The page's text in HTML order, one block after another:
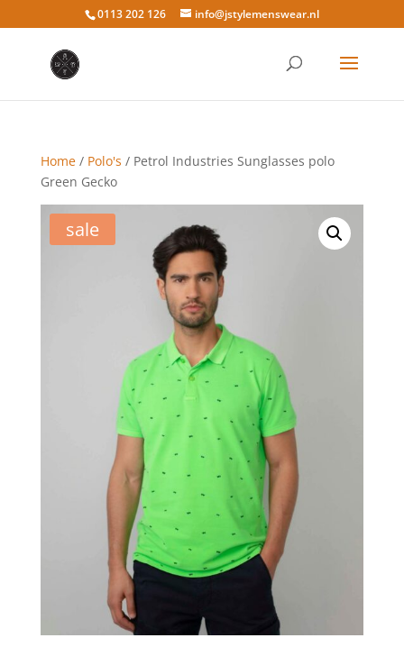
0113 202 126 info@jstylemenswear.nl
Home/ Polo's / Petrol Industries Sunglasses polo
Green Gecko
sale